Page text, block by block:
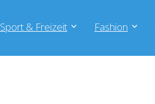
Sport & Freizeit Fashion